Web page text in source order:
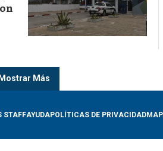
Mostrar Más
STAFFAYUDAPOLÍTICAS DE PRIVACIDAD